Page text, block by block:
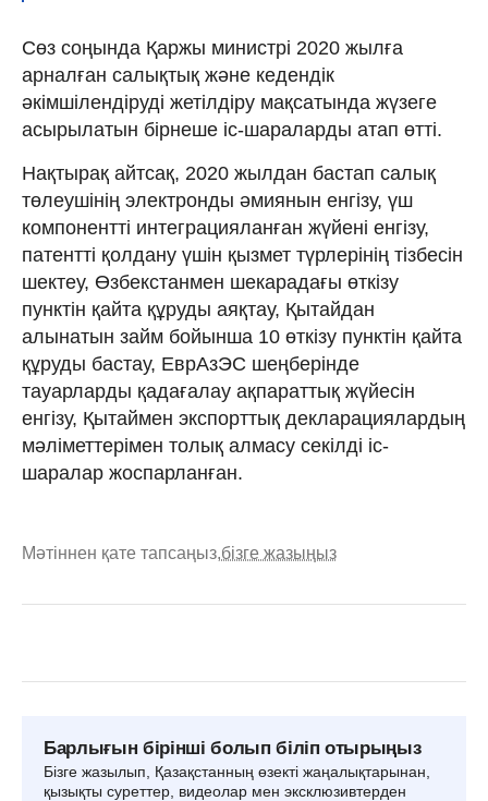
Сөз соңында Қаржы министрі 2020 жылға
арналған салықтық және кедендік
әкімшілендіруді жетілдіру мақсатында жүзеге
асырылатын бірнеше іс-шараларды атап өтті.
Нақтырақ айтсақ, 2020 жылдан бастап салық
төлеушінің электронды әмиянын енгізу, үш
компонентті интеграцияланған жүйені енгізу,
патентті қолдану үшін қызмет түрлерінің тізбесін
шектеу, Өзбекстанмен шекарадағы өткізу
пунктін қайта құруды аяқтау, Қытайдан
алынатын займ бойынша 10 өткізу пунктін қайта
құруды бастау, ЕврАзЭС шеңберінде
тауарларды қадағалау ақпараттық жүйесін
енгізу, Қытаймен экспорттық декларациялардың
мәліметтерімен толық алмасу секілді іс-
шаралар жоспарланған.
Мәтіннен қате тапсаңыз,бізге жазыңыз
Барлығын бірінші болып біліп отырыңыз
Бізге жазылып, Қазақстанның өзекті жаңалықтарынан,
қызықты суреттер, видеолар мен эксклюзивтерден